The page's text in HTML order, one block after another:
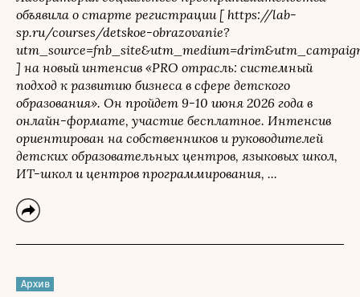
объявила о старте регистрации [ https://lab-
sp.ru/courses/detskoe-obrazovanie?
] на новый интенсив «PRO отрасль: системный
подход к развитию бизнеса в сфере детского
образования». Он пройдет 9-10 июня 2026 года в
онлайн-формате, участие бесплатное. Интенсив
ориентирован на собственников и руководителей
детских образовательных центров, языковых школ,
ИТ-школ и центров программирования, ...
Архив